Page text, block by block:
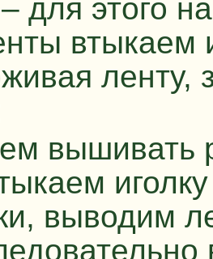
для этого
втыкаем
ленту,
вышивать
выводим